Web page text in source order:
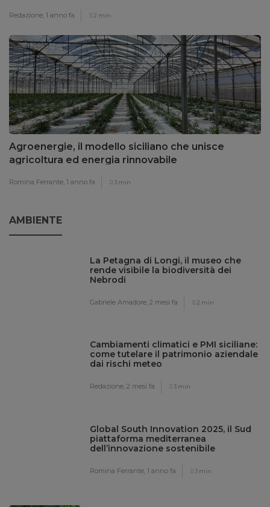
Redazione, 1 anno fa 2 min
Agroenergie, il modello siciliano che unisce
agricoltura ed energia rinnovabile
Romina Ferrante, 1 anno fa 3 min
AMBIENTE
La Petagna di Longi, il museo che
rende visibile la biodiversità dei
Nebrodi
Gabriele Amadore,2 mesi fa 2 min
Cambiamenti climatici e PMI siciliane:
come tutelare il patrimonio aziendale
dai rischi meteo
Redazione,2 mesi fa 3 min
Global South Innovation 2025, il Sud
piattaforma mediterranea
dell’innovazione sostenibile
Romina Ferrante,1 anno fa 3 min